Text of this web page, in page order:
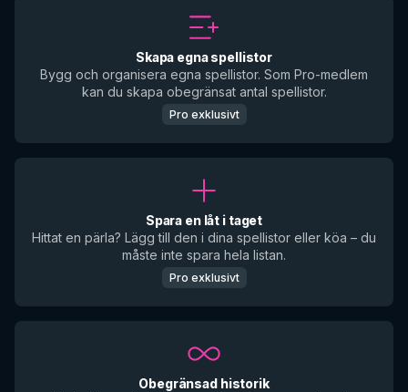
Skapa egna spellistor
Bygg och organisera egna spellistor. Som Pro-medlem
kan du skapa obegränsat antal spellistor.
Pro exklusivt
Spara en låt i taget
Hittat en pärla? Lägg till den i dina spellistor eller köa – du
måste inte spara hela listan.
Pro exklusivt
Obegränsad historik